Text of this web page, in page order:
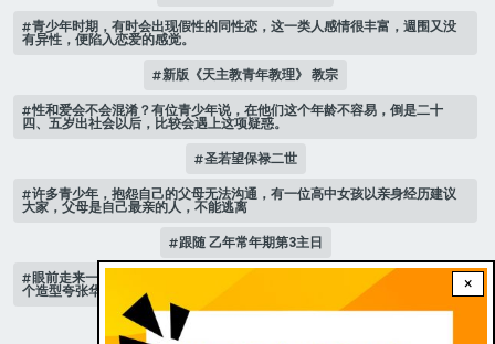
×
青少年时期，有时会出现假性的同性恋，这一类人感情很丰富，週围又没
有异性，便陷入恋爱的感觉。
新版《天主教青年教理》 教宗
性和爱会不会混淆？有位青少年说，在他们这个年龄不容易，倒是二十
四、五岁出社会以后，比较会遇上这项疑惑。
圣若望保禄二世
许多青少年，抱怨自己的父母无法沟通，有一位高中女孩以亲身经历建议
大家，父母是自己最亲的人，不能逃离
跟随 乙年常年期第3主日
眼前走来一位魔女，可爱的妖媚中带点邪恶，身上穿著宫廷的小丑服，整
个造型夸张华丽，非常特殊。